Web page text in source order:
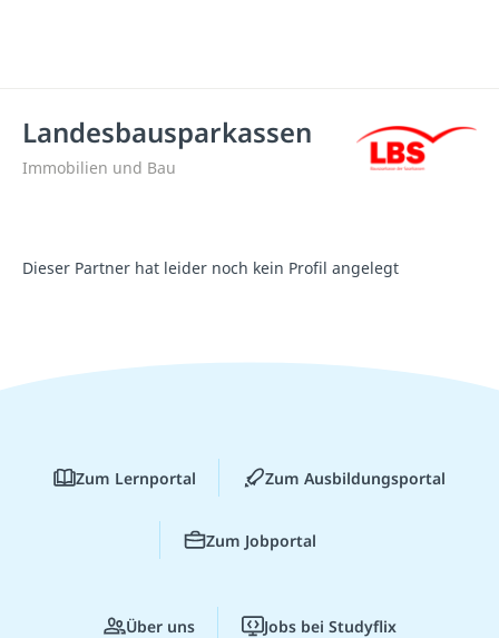
Landesbausparkassen
Immobilien und Bau
Dieser Partner hat leider noch kein Profil angelegt
Zum Lernportal Zum Ausbildungsportal
Zum Jobportal
Über uns Jobs bei Studyflix